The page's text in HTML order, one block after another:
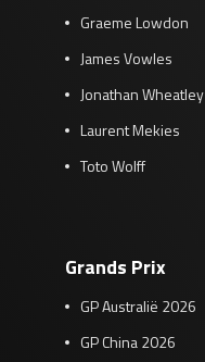
Graeme Lowdon
James Vowles
Jonathan Wheatley
Laurent Mekies
Toto Wolff
Grands Prix
GP Australië 2026
GP China 2026